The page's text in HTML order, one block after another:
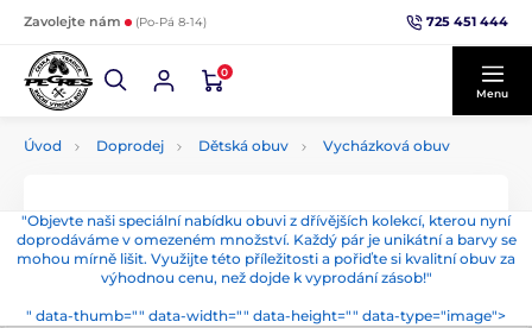
Zavolejte nám (Po-Pá 8-14) 725 451 444
0
Menu
Úvod Doprodej Dětská obuv Vycházková obuv
"Objevte naši speciální nabídku obuvi z dřívějších kolekcí, kterou nyní
doprodáváme v omezeném množství. Každý pár je unikátní a barvy se
mohou mírně lišit. Využijte této příležitosti a pořiďte si kvalitní obuv za
výhodnou cenu, než dojde k vyprodání zásob!"
" data-thumb="" data-width="" data-height="" data-type="image">